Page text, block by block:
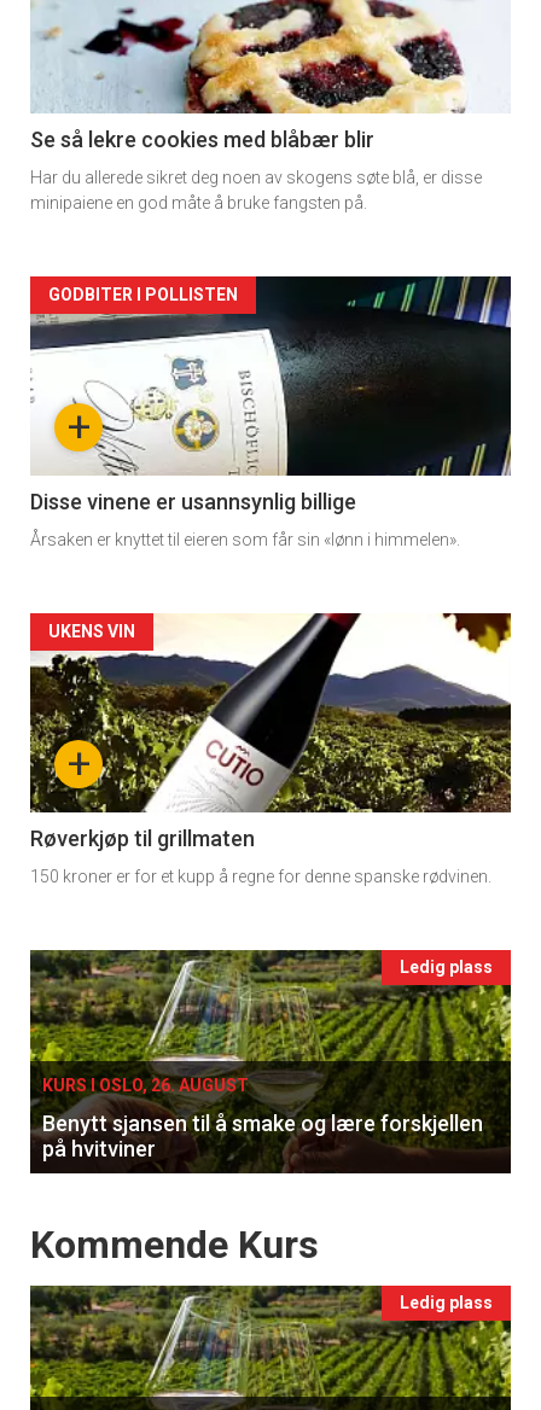
-
section
11
Dagens
Se så lekre cookies med blåbær blir
Har du allerede sikret deg noen av skogens søte blå, er disse
minipaiene en god måte å bruke fangsten på.
Artikler
detail
-
section
11
Dagens
rett
2
+
GODBITER I POLLISTEN
Disse vinene er usannsynlig billige
Årsaken er knyttet til eieren som får sin «lønn i himmelen».
Artikler
detail
-
section
11
Ukens
vin
+
UKENS VIN
Røverkjøp til grillmaten
150 kroner er for et kupp å regne for denne spanske rødvinen.
Events
single
Ledig plass
KURS I OSLO, 26. AUGUST
Benytt sjansen til å smake og lære forskjellen
på hvitviner
Events
Kommende Kurs
Ledig plass